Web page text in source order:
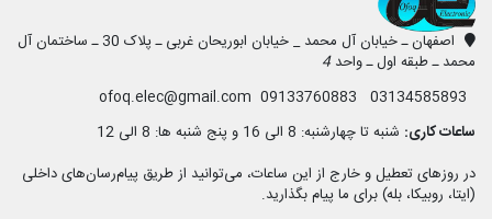
اصفهان ـ خیابان آل محمد _ خیابان ابوریحان غربی ـ پلاک 30 ـ ساختمان آل
محمد ـ طبقه اول ـ واحد4
ساعات کاری: شنبه تا چهارشنبه: 8 الی 16 و پنج شنبه ها: 8 الی 12
در روزهای تعطیل و خارج از این ساعات، می‌توانید از طریق پیام‌رسان‌های داخلی
(ایتا، روبیکا، بله) برای ما پیام بگذارید.